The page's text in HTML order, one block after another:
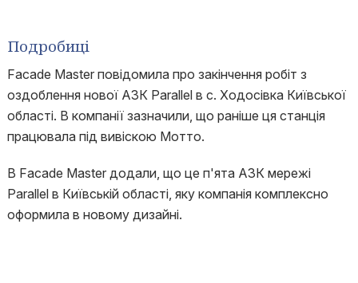
Подробиці
Facade Master повідомила про закінчення робіт з
оздоблення нової АЗК Parallel в с. Ходосівка Київської
області. В компанії зазначили, що раніше ця станція
працювала під вивіскою Мотто.
В Facade Master додали, що це п'ята АЗК мережі
Parallel в Київській області, яку компанія комплексно
оформила в новому дизайні.